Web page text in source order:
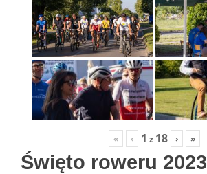
« ‹ 1 z 18 › »
Święto roweru 2023